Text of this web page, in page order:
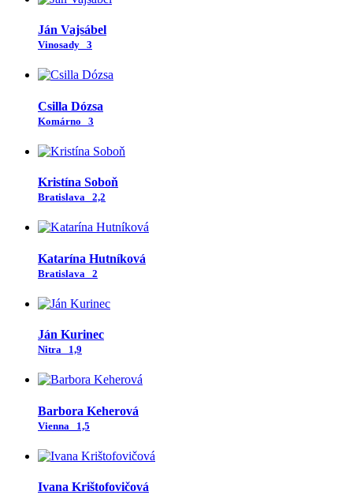
Ján Vajsábel
Vinosady 3
Csilla Dózsa
Komárno 3
Kristína Soboň
Bratislava 2,2
Katarína Hutníková
Bratislava 2
Ján Kurinec
Nitra 1,9
Barbora Keherová
Vienna 1,5
Ivana Krištofovičová